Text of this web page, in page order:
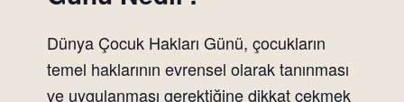
Dünya Çocuk Hakları Günü, çocukların
temel haklarının evrensel olarak tanınması
ve uygulanması gerektiğine dikkat çekmek